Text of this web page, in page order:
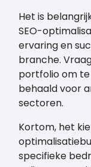
Het is
SEO-
ervaring en
branche.
portfolio om
behaald voor
sectoren.
Kortom, het
specifieke